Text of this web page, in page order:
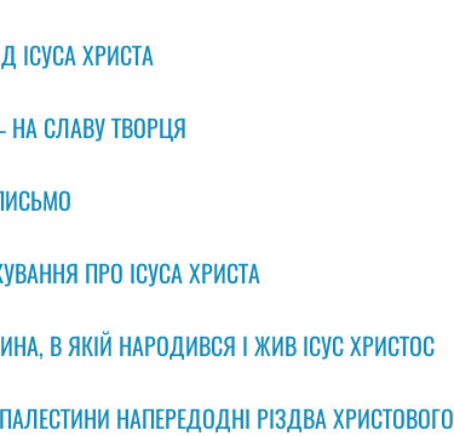
IСУСА ХРИСТА
НА СЛАВУ ТВОРЦЯ
ПРО ІСУСА ХРИСТА
В ЯКІЙ НАРОДИВСЯ І ЖИВ ІСУС ХРИСТОС
ПАЛЕСТИНИ НАПЕРЕДОДНІ РІЗДВА ХРИСТОВОГО